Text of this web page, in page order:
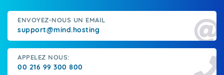
ENVOYEZ-NOUS UN EMAIL
support@mind.hosting
APPELEZ NOUS:
00 216 99 300 800